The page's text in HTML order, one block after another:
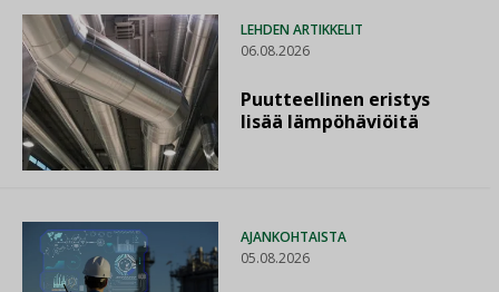
LEHDEN ARTIKKELIT
06.08.2026
Puutteellinen eristys
lisää lämpöhäviöitä
AJANKOHTAISTA
05.08.2026